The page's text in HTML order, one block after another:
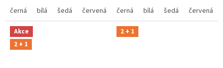
černá
bílá šedá červená modrá žlutá zelená růžová
černá
bílá šedá červená
Akce
2 + 1
2 + 1